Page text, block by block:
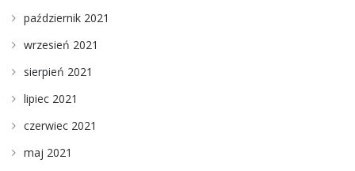
październik 2021
wrzesień 2021
sierpień 2021
lipiec 2021
czerwiec 2021
maj 2021